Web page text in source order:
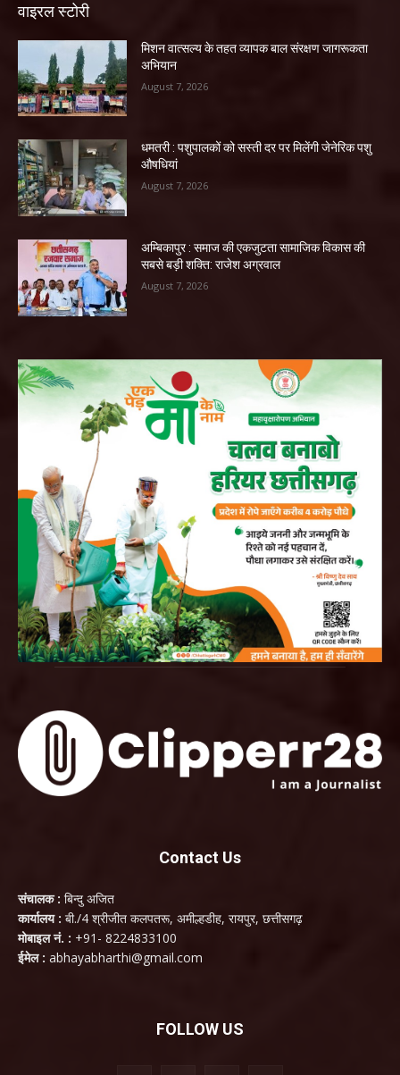
वाइरल स्टोरी
मिशन वात्सल्य के तहत व्यापक बाल संरक्षण जागरूकता
अभियान
August 7, 2026
धमतरी : पशुपालकों को सस्ती दर पर मिलेंगी जेनेरिक पशु
औषधियां
August 7, 2026
अम्बिकापुर : समाज की एकजुटता सामाजिक विकास की
सबसे बड़ी शक्ति: राजेश अग्रवाल
August 7, 2026
Contact Us
संचालक : बिन्दु अजित
कार्यालय : बी./4 श्रीजीत कलपतरू, अमील्हडीह, रायपुर, छत्तीसगढ़
मोबाइल नं. : +91- 8224833100
ईमेल : abhayabharthi@gmail.com
FOLLOW US